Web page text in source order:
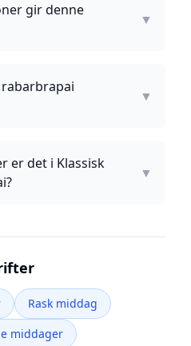
gir denne
▼
▼
er det i Klassisk
▼
Rask middag
middager